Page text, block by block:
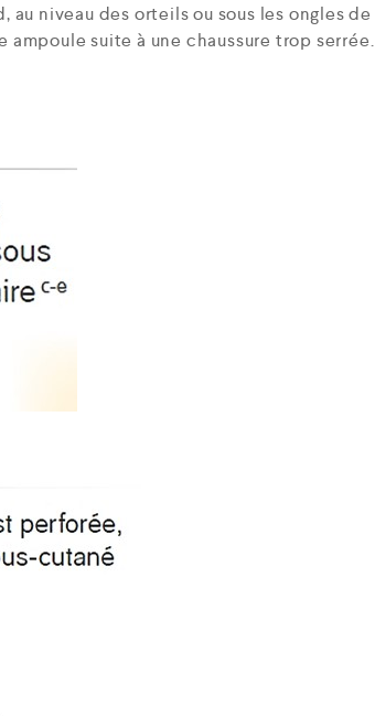
niveau des orteils ou sous les ongles de
suite à une chaussure trop serrée.